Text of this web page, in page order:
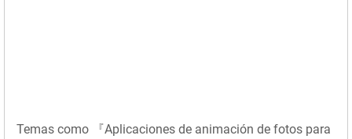
Temas como 『Aplicaciones de animación de fotos para